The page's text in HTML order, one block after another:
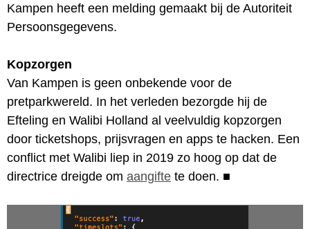
Kampen heeft een melding gemaakt bij de Autoriteit
Persoonsgegevens.
Kopzorgen
Van Kampen is geen onbekende voor de
pretparkwereld. In het verleden bezorgde hij de
Efteling en Walibi Holland al veelvuldig kopzorgen
door ticketshops, prijsvragen en apps te hacken. Een
conflict met Walibi liep in 2019 zo hoog op dat de
directrice dreigde om aangifte te doen. ■